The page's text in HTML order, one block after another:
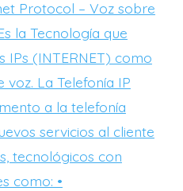
Protocol – Voz sobre
la Tecnología que
IPs (INTERNET) como
voz. La Telefonía IP
a la telefonía
servicios al cliente
tecnológicos con
como: •